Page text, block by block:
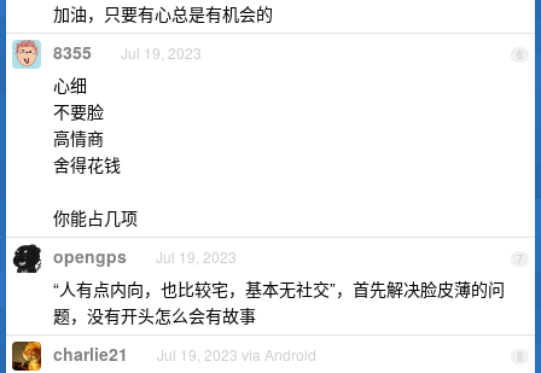
加油，只要有心总是有机会的
6
8355 Jul 19, 2023
心细
不要脸
高情商
舍得花钱
你能占几项
7
opengps Jul 19, 2023
“人有点内向，也比较宅，基本无社交”，首先解决脸皮薄的问
题，没有开头怎么会有故事
8
charlie21 Jul 19, 2023 via Android